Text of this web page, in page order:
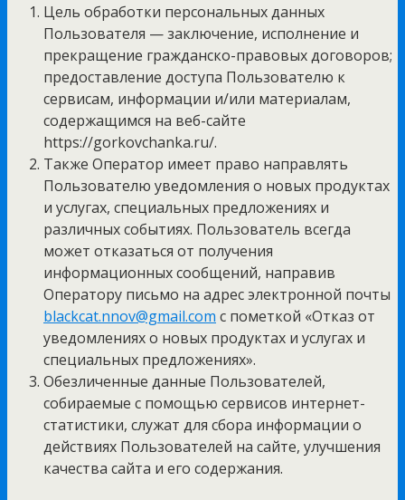
Цель обработки персональных данных
Пользователя — заключение, исполнение и
прекращение гражданско-правовых договоров;
предоставление доступа Пользователю к
сервисам, информации и/или материалам,
содержащимся на веб-сайте
https://gorkovchanka.ru/.
Также Оператор имеет право направлять
Пользователю уведомления о новых продуктах
и услугах, специальных предложениях и
различных событиях. Пользователь всегда
может отказаться от получения
информационных сообщений, направив
Оператору письмо на адрес электронной почты
blackcat.nnov@gmail.com с пометкой «Отказ от
уведомлениях о новых продуктах и услугах и
специальных предложениях».
Обезличенные данные Пользователей,
собираемые с помощью сервисов интернет-
статистики, служат для сбора информации о
действиях Пользователей на сайте, улучшения
качества сайта и его содержания.